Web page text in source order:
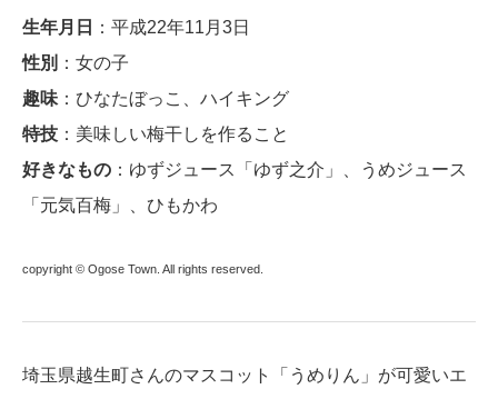
生年月日
：平成22年11月3日
性別 ：女の子
趣味 ：ひなたぼっこ、ハイキング
特技 ：美味しい梅干しを作ること
好きなもの ：ゆずジュース「ゆず之介」、うめジュース
「元気百梅」、ひもかわ
copyright © Ogose Town. All rights reserved.
埼玉県越生町さんのマスコット「うめりん」が可愛いエ